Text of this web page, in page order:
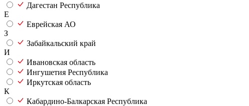
Дагестан Республика
Е
Еврейская АО
З
Забайкальский край
И
Ивановская область
Ингушетия Республика
Иркутская область
К
Кабардино-Балкарская Республика